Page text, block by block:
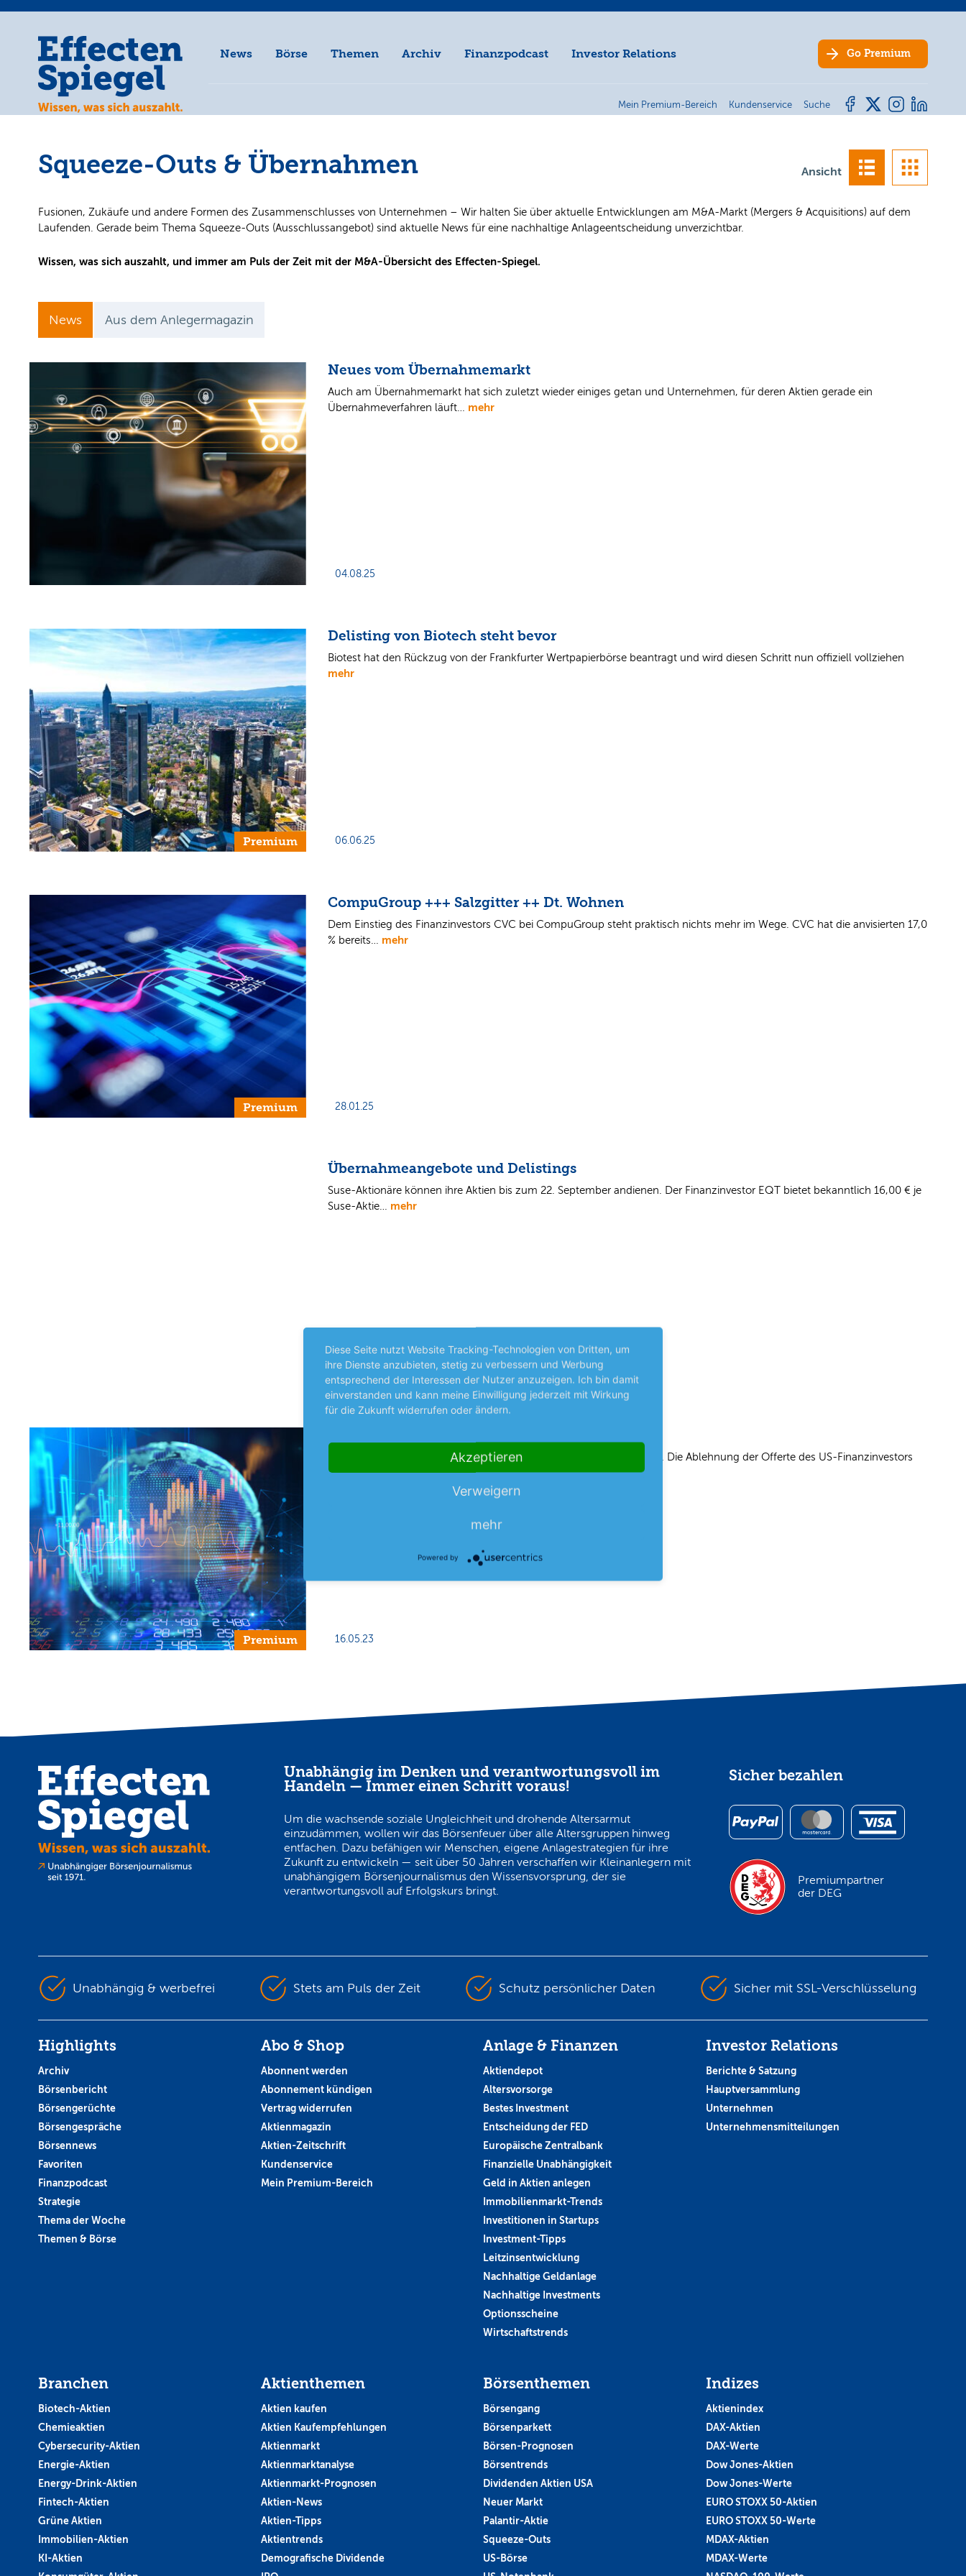
News Börse Themen Archiv Finanzpodcast Investor Relations Go Premium
Mein Premium-Bereich Kundenservice Suche
Squeeze-Outs & Übernahmen Ansicht
Fusionen, Zukäufe und andere Formen des Zusammenschlusses von Unternehmen – Wir halten Sie über aktuelle Entwicklungen am M&A-Markt (Mergers & Acquisitions) auf dem
Laufenden. Gerade beim Thema Squeeze-Outs (Ausschlussangebot) sind aktuelle News für eine nachhaltige Anlageentscheidung unverzichtbar.
Wissen, was sich auszahlt, und immer am Puls der Zeit mit der M&A-Übersicht des Effecten-Spiegel.
News Aus dem Anlegermagazin
Neues vom Übernahmemarkt
Auch am Übernahmemarkt hat sich zuletzt wieder einiges getan und Unternehmen, für deren Aktien gerade ein
Übernahmeverfahren läuft… mehr
04.08.25
Premium
Delisting von Biotech steht bevor
Biotest hat den Rückzug von der Frankfurter Wertpapierbörse beantragt und wird diesen Schritt nun offiziell vollziehen
mehr
06.06.25
Premium
CompuGroup +++ Salzgitter ++ Dt. Wohnen
Dem Einstieg des Finanzinvestors CVC bei CompuGroup steht praktisch nichts mehr im Wege. CVC hat die anvisierten 17,0
% bereits… mehr
28.01.25
Übernahmeangebote und Delistings
Suse-Aktionäre können ihre Aktien bis zum 22. September andienen. Der Finanzinvestor EQT bietet bekanntlich 16,00 € je
Suse-Aktie… mehr
Premium
Im Tauziehen um die Software AG gehen große Aktionäre in Position. Die Ablehnung der Offerte des US-Finanzinvestors
Bain Capital…mehr
16.05.23
Unabhängig im Denken und verantwortungsvoll im
Handeln — Immer einen Schritt voraus!
Um die wachsende soziale Ungleichheit und drohende Altersarmut
einzudämmen, wollen wir das Börsenfeuer über alle Altersgruppen hinweg
entfachen. Dazu befähigen wir Menschen, eigene Anlagestrategien für ihre
Zukunft zu entwickeln — seit über 50 Jahren verschaffen wir Kleinanlegern mit
unabhängigem Börsenjournalismus den Wissensvorsprung, der sie
verantwortungsvoll auf Erfolgskurs bringt.
Sicher bezahlen
Premiumpartner
der DEG
Unabhängig & werbefrei Stets am Puls der Zeit Schutz persönlicher Daten Sicher mit SSL-Verschlüsselung
Highlights
Archiv
Börsenbericht
Börsengerüchte
Börsengespräche
Börsennews
Favoriten
Finanzpodcast
Strategie
Thema der Woche
Themen & Börse
Abo & Shop
Abonnent werden
Abonnement kündigen
Vertrag widerrufen
Aktienmagazin
Aktien-Zeitschrift
Kundenservice
Mein Premium-Bereich
Anlage & Finanzen
Aktiendepot
Altersvorsorge
Bestes Investment
Entscheidung der FED
Europäische Zentralbank
Finanzielle Unabhängigkeit
Geld in Aktien anlegen
Immobilienmarkt-Trends
Investitionen in Startups
Investment-Tipps
Leitzinsentwicklung
Nachhaltige Geldanlage
Nachhaltige Investments
Optionsscheine
Wirtschaftstrends
Investor Relations
Berichte & Satzung
Hauptversammlung
Unternehmen
Unternehmensmitteilungen
Branchen
Biotech-Aktien
Chemieaktien
Cybersecurity-Aktien
Energie-Aktien
Energy-Drink-Aktien
Fintech-Aktien
Grüne Aktien
Immobilien-Aktien
KI-Aktien
Aktienthemen
Aktien kaufen
Aktien Kaufempfehlungen
Aktienmarkt
Aktienmarktanalyse
Aktienmarkt-Prognosen
Aktien-News
Aktien-Tipps
Aktientrends
Demografische Dividende
Börsenthemen
Börsengang
Börsenparkett
Börsen-Prognosen
Börsentrends
Dividenden Aktien USA
Neuer Markt
Palantir-Aktie
Squeeze-Outs
US-Börse
Indizes
Aktienindex
DAX-Aktien
DAX-Werte
Dow Jones-Aktien
Dow Jones-Werte
EURO STOXX 50-Aktien
EURO STOXX 50-Werte
MDAX-Aktien
MDAX-Werte
Diese Seite nutzt Website Tracking-Technologien von Dritten, um
ihre Dienste anzubieten, stetig zu verbessern und Werbung
entsprechend der Interessen der Nutzer anzuzeigen. Ich bin damit
einverstanden und kann meine Einwilligung jederzeit mit Wirkung
für die Zukunft widerrufen oder ändern.
Akzeptieren
Verweigern
mehr
Powered by